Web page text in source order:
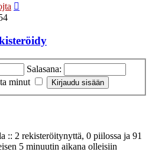
Salasana:
minut
:: 2 rekisteröitynyttä, 0 piilossa ja 91
5 minuutin aikana olleisiin